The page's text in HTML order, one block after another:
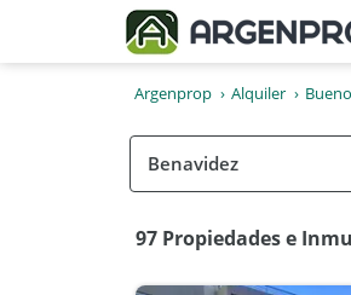
Argenprop Alquiler
97 Propiedades e